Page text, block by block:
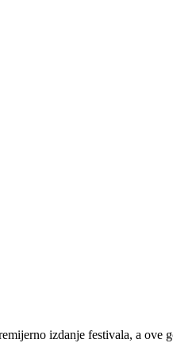
izdanje festivala, a ove